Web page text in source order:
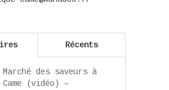
Récents
Marché des saveurs à
Came (vidéo) –